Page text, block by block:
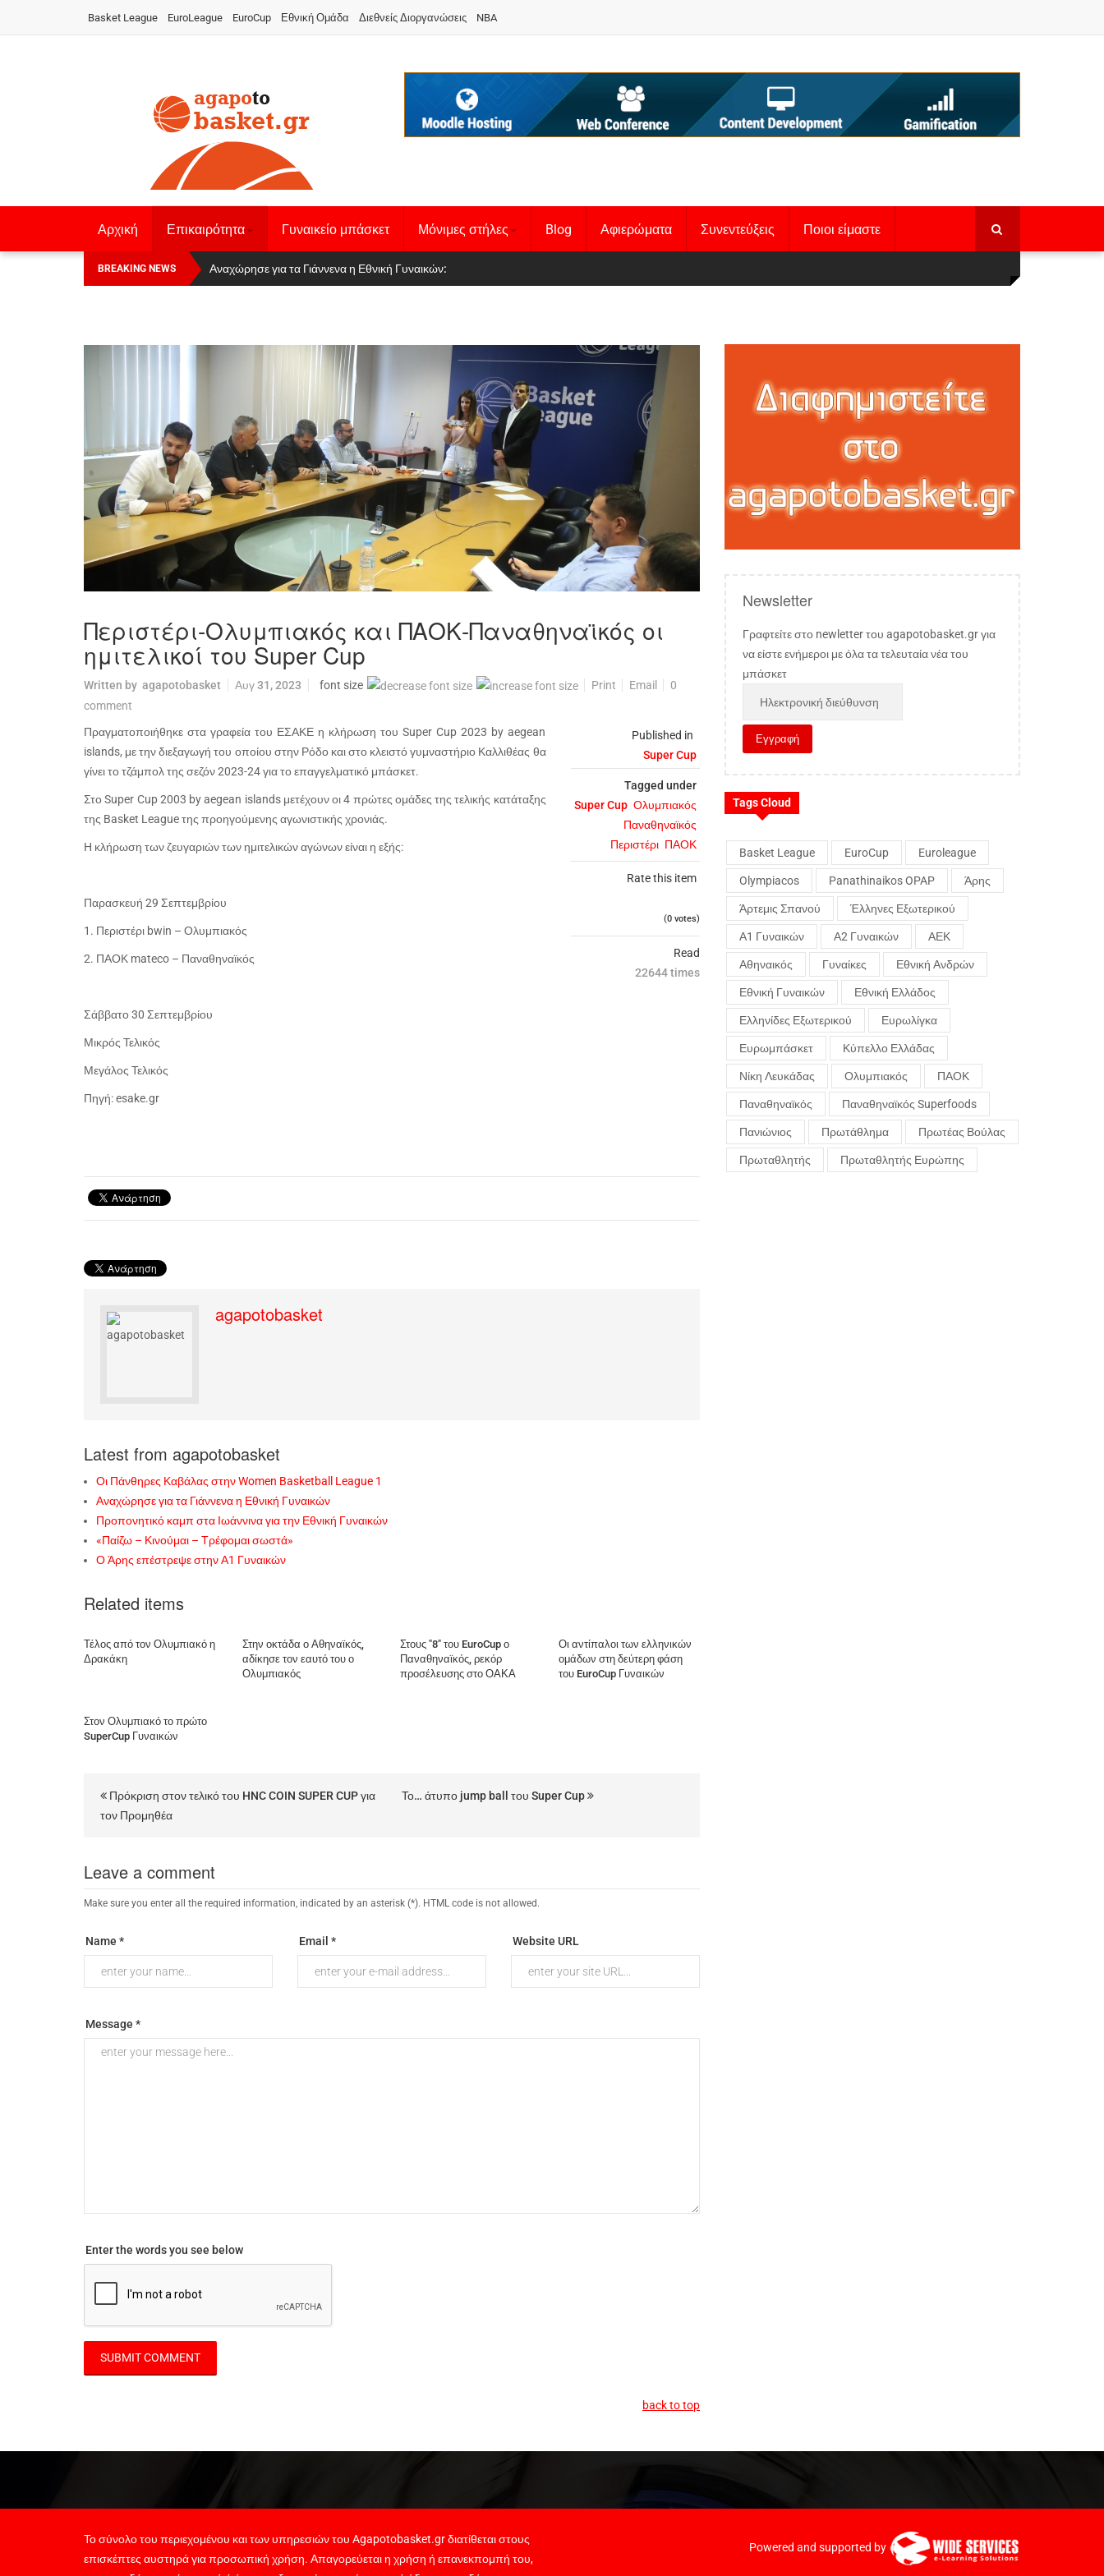
Basket League EuroLeague EuroCup Εθνική Ομάδα Διεθνείς Διοργανώσεις NBA
Αρχική Επικαιρότητα Γυναικείο μπάσκετ Μόνιμες στήλες Blog Αφιερώματα Συνεντεύξεις Ποιοι είμαστε
BREAKING NEWS Οι Πάνθηρες Καβάλας στην Women Basketball League 1
Αναχώρησε για τα Γιάννενα η Εθνική Γυναικών:
Περιστέρι-Ολυμπιακός και ΠΑΟΚ-Παναθηναϊκός οι
ημιτελικοί του Super Cup
Written by agapotobasket Αυγ 31, 2023 font size Print Email
0
comment
Published in
Super Cup
Tagged under
Super Cup Ολυμπιακός
Παναθηναϊκός
Περιστέρι ΠΑΟΚ
Rate this item
(0 votes)
Read
22644 times
Πραγματοποιήθηκε στα γραφεία του ΕΣΑΚΕ η κλήρωση του Super Cup 2023 by aegean
islands, με την διεξαγωγή του οποίου στην Ρόδο και στο κλειστό γυμναστήριο Καλλιθέας θα
γίνει το τζάμπολ της σεζόν 2023-24 για το επαγγελματικό μπάσκετ.
Στο Super Cup 2003 by aegean islands μετέχουν οι 4 πρώτες ομάδες της τελικής κατάταξης
της Basket League της προηγούμενης αγωνιστικής χρονιάς.
Η κλήρωση των ζευγαριών των ημιτελικών αγώνων είναι η εξής:
Παρασκευή 29 Σεπτεμβρίου
1. Περιστέρι bwin – Ολυμπιακός
2. ΠΑΟΚ mateco – Παναθηναϊκός
Σάββατο 30 Σεπτεμβρίου
Μικρός Τελικός
Μεγάλος Τελικός
Πηγή: esake.gr
agapotobasket
Latest from agapotobasket
Οι Πάνθηρες Καβάλας στην Women Basketball League 1
Αναχώρησε για τα Γιάννενα η Εθνική Γυναικών
Προπονητικό καμπ στα Ιωάννινα για την Εθνική Γυναικών
«Παίζω – Κινούμαι – Τρέφομαι σωστά»
Ο Άρης επέστρεψε στην Α1 Γυναικών
Related items
Τέλος από τον Ολυμπιακό η
Δρακάκη
Στην οκτάδα ο Αθηναϊκός,
αδίκησε τον εαυτό του ο
Ολυμπιακός
Στους "8" του EuroCup ο
Παναθηναϊκός, ρεκόρ
προσέλευσης στο ΟΑΚΑ
Οι αντίπαλοι των ελληνικών
ομάδων στη δεύτερη φάση
του EuroCup Γυναικών
Στον Ολυμπιακό το πρώτο
SuperCup Γυναικών
Πρόκριση στον τελικό του HNC COIN SUPER CUP για
τον Προμηθέα
Το… άτυπο jump ball του Super Cup
Leave a comment
Make sure you enter all the required information, indicated by an asterisk (*). HTML code is not allowed.
Name * Email * Website URL
Message *
Enter the words you see below
back to top
Newsletter
Γραφτείτε στο newletter του agapotobasket.gr για
να είστε ενήμεροι με όλα τα τελευταία νέα του
μπάσκετ
Tags Cloud
Basket League EuroCup Euroleague
Olympiacos Panathinaikos OPAP Άρης
Άρτεμις Σπανού Έλληνες Εξωτερικού
Α1 Γυναικών Α2 Γυναικών ΑΕΚ
Αθηναικός Γυναίκες Εθνική Ανδρών
Εθνική Γυναικών Εθνική Ελλάδος
Ελληνίδες Εξωτερικού Ευρωλίγκα
Ευρωμπάσκετ Κύπελλο Ελλάδας
Νίκη Λευκάδας Ολυμπιακός ΠΑΟΚ
Παναθηναϊκός Παναθηναϊκός Superfoods
Πανιώνιος Πρωτάθλημα Πρωτέας Βούλας
Πρωταθλητής Πρωταθλητής Ευρώπης
Το σύνολο του περιεχομένου και των υπηρεσιών του Agapotobasket.gr διατίθεται στους
επισκέπτες αυστηρά για προσωπική χρήση. Απαγορεύεται η χρήση ή επανεκπομπή του,
Powered and supported by